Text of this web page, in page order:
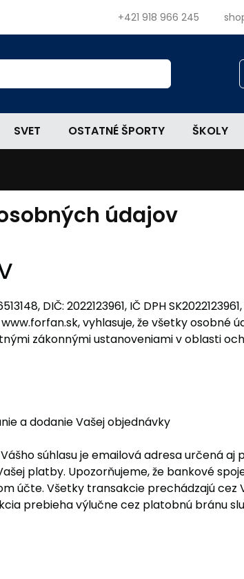
+421 918 966 245
SVET OSTATNÉ ŠPORTY ŠKOLY
údajov
DIČ: 2022123961, IČ DPH
vyhlasuje, že všetky osobné
zákonnými ustanoveniami v oblasti
a dodanie Vašej objednávky
súhlasu je emailová adresa určená
platby. Upozorňujeme, že bankové
účte. Všetky transakcie prechádzajú cez
prebieha výlučne cez platobnú bránu